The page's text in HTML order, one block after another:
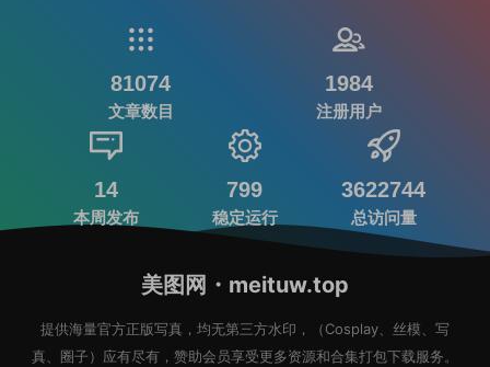
81074
文章数目
1984
注册用户
14
本周发布
799
稳定运行
3622744
总访问量
美图网・meituw.top
提供海量官方正版写真，均无第三方水印，（Cosplay、丝模、写
真、圈子）应有尽有，赞助会员享受更多资源和合集打包下载服务。